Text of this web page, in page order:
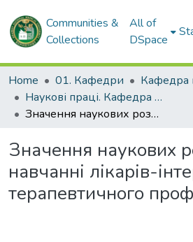
Communities &
Collections
All of
DSpace
Home 01. Кафедри
Наукові праці. Кафедра внутрішньої медицини № 2 і клінічної імунології та алергології ім. ак. Л.Т. Малої
Значення наукових розробок у навчанні лікарів-інтернів терапевтичного профілю
Значення наукових
навчанні лікарів-
терапевтичного